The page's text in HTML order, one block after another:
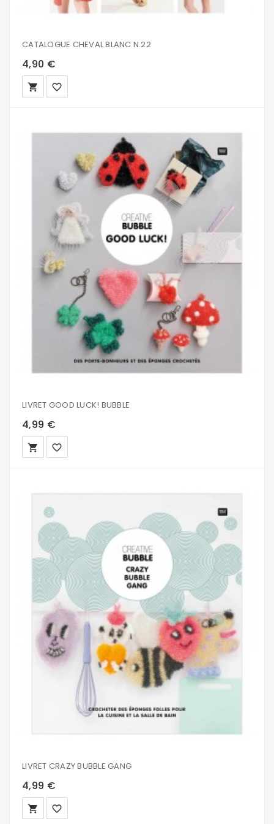
CATALOGUE CHEVAL BLANC N.22
4,90 €
local_grocery_store favorite_border
LIVRET GOOD LUCK! BUBBLE
4,99 €
local_grocery_store favorite_border
LIVRET CRAZY BUBBLE GANG
4,99 €
local_grocery_store favorite_border